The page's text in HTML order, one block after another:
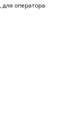
для оператора